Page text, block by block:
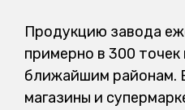
Продукцию завода
примерно в 300 точек
ближайшим районам.
магазины и